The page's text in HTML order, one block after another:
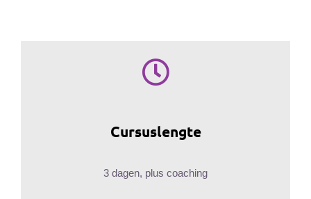
Cursuslengte
3 dagen, plus coaching